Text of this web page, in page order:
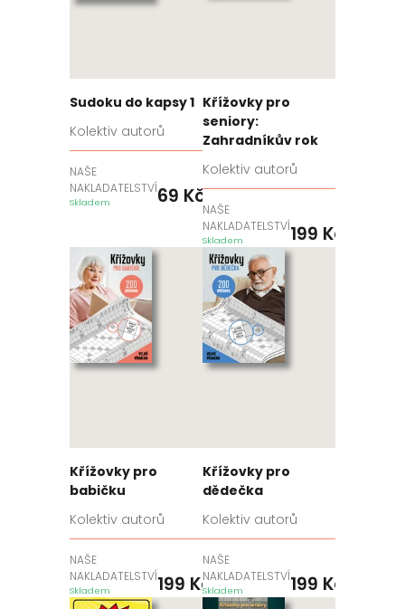
Sudoku do kapsy 1
Kolektiv autorů
NAŠE
NAKLADATELSTVÍ
Skladem 69 Kč
Křížovky pro
seniory:
Zahradníkův rok
Kolektiv autorů
NAŠE
NAKLADATELSTVÍ
Skladem 199 Kč
Křížovky pro
babičku
Kolektiv autorů
NAŠE
NAKLADATELSTVÍ
Skladem 199 Kč
Křížovky pro
dědečka
Kolektiv autorů
NAŠE
NAKLADATELSTVÍ
Skladem 199 Kč